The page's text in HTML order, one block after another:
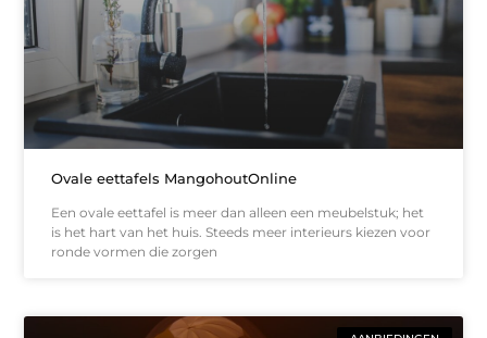
Ovale eettafels MangohoutOnline
Een ovale eettafel is meer dan alleen een meubelstuk; het
is het hart van het huis. Steeds meer interieurs kiezen voor
ronde vormen die zorgen